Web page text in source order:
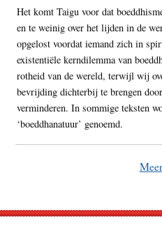
Het komt Taigu voor dat
en te weinig over het lijden in de
opgelost voordat iemand zich in
existentiële kerndilemma van
rotheid van de wereld, terwijl wij
bevrijding dichterbij te brengen
verminderen. In sommige teksten
‘boeddhanatuur’ genoemd.